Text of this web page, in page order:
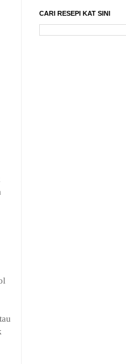
CARI RESEPI KAT SINI